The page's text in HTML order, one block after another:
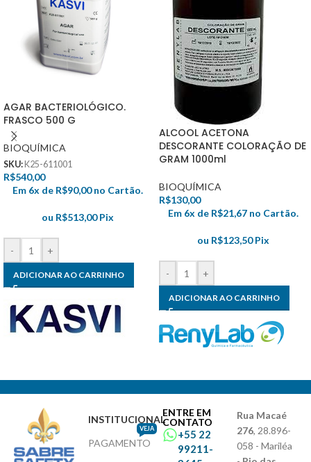
AGAR BACTERIOLÓGICO.
FRASCO 500 G
BIOQUÍMICA
SKU: K25-611001
R$540,00
Em 6x de R$90,00 no Cartão.
ou R$513,00 Pix
- +
ADICIONAR AO CARRINHO
ALCOOL ACETONA
DESCORANTE COLORAÇÃO DE
GRAM 1000ml
BIOQUÍMICA
R$130,00
Em 6x de R$21,67 no Cartão.
ou R$123,50 Pix
- +
ADICIONAR AO CARRINHO
INSTITUCIONAL
PAGAMENTO
VEJA
ENTRE EM
CONTATO
+55 22
99211-
Rua Macaé
276, 28.896-
058 - Mariléa